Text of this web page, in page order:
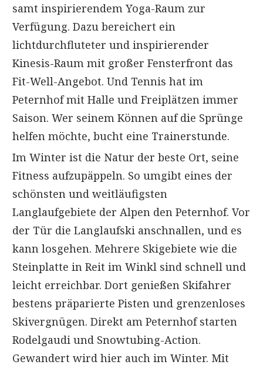
samt inspirierendem Yoga-Raum zur
Verfügung. Dazu bereichert ein
lichtdurchfluteter und inspirierender
Kinesis-Raum mit großer Fensterfront das
Fit-Well-Angebot. Und Tennis hat im
Peternhof mit Halle und Freiplätzen immer
Saison. Wer seinem Können auf die Sprünge
helfen möchte, bucht eine Trainerstunde.
Im Winter ist die Natur der beste Ort, seine
Fitness aufzupäppeln. So umgibt eines der
schönsten und weitläufigsten
Langlaufgebiete der Alpen den Peternhof. Vor
der Tür die Langlaufski anschnallen, und es
kann losgehen. Mehrere Skigebiete wie die
Steinplatte in Reit im Winkl sind schnell und
leicht erreichbar. Dort genießen Skifahrer
bestens präparierte Pisten und grenzenloses
Skivergnügen. Direkt am Peternhof starten
Rodelgaudi und Snowtubing-Action.
Gewandert wird hier auch im Winter. Mit